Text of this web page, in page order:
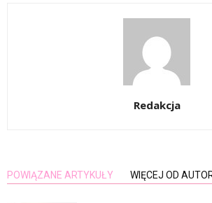
Redakcja
POWIĄZANE ARTYKUŁY WIĘCEJ OD